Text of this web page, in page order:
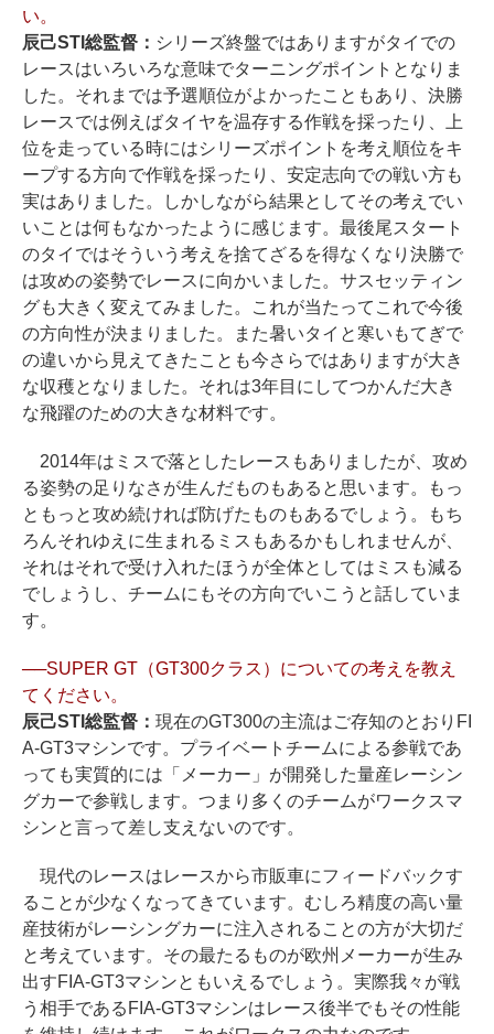
い。
辰己STI総監督： シリーズ終盤ではありますがタイでの
レースはいろいろな意味でターニングポイントとなりま
した。それまでは予選順位がよかったこともあり、決勝
レースでは例えばタイヤを温存する作戦を採ったり、上
位を走っている時にはシリーズポイントを考え順位をキ
ープする方向で作戦を採ったり、安定志向での戦い方も
実はありました。しかしながら結果としてその考えでい
いことは何もなかったように感じます。最後尾スタート
のタイではそういう考えを捨てざるを得なくなり決勝で
は攻めの姿勢でレースに向かいました。サスセッティン
グも大きく変えてみました。これが当たってこれで今後
の方向性が決まりました。また暑いタイと寒いもてぎで
の違いから見えてきたことも今さらではありますが大き
な収穫となりました。それは3年目にしてつかんだ大き
な飛躍のための大きな材料です。
2014年はミスで落としたレースもありましたが、攻め
る姿勢の足りなさが生んだものもあると思います。もっ
ともっと攻め続ければ防げたものもあるでしょう。もち
ろんそれゆえに生まれるミスもあるかもしれませんが、
それはそれで受け入れたほうが全体としてはミスも減る
でしょうし、チームにもその方向でいこうと話していま
す。
──SUPER GT（GT300クラス）についての考えを教え
てください。
辰己STI総監督： 現在のGT300の主流はご存知のとおりFI
A-GT3マシンです。プライベートチームによる参戦であ
っても実質的には「メーカー」が開発した量産レーシン
グカーで参戦します。つまり多くのチームがワークスマ
シンと言って差し支えないのです。
現代のレースはレースから市販車にフィードバックす
ることが少なくなってきています。むしろ精度の高い量
産技術がレーシングカーに注入されることの方が大切だ
と考えています。その最たるものが欧州メーカーが生み
出すFIA-GT3マシンともいえるでしょう。実際我々が戦
う相手であるFIA-GT3マシンはレース後半でもその性能